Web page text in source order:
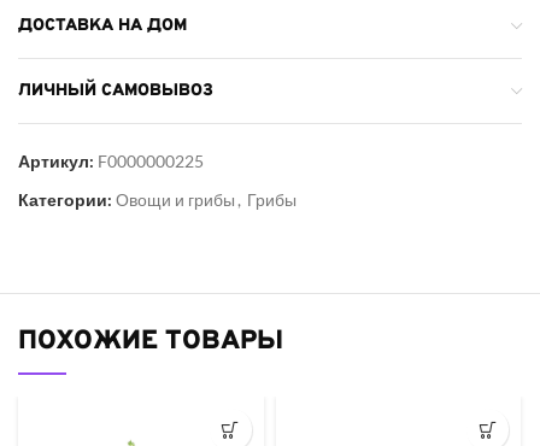
ДОСТАВКА НА ДОМ
ЛИЧНЫЙ САМОВЫВОЗ
Артикул: F0000000225
Категории: Овощи и грибы , Грибы
ПОХОЖИЕ ТОВАРЫ